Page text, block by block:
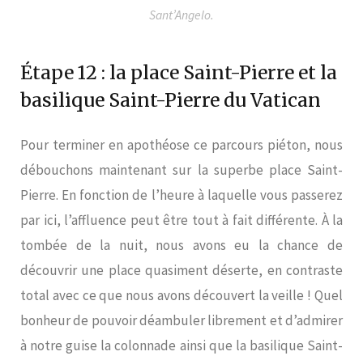
Sant’Angelo.
Étape 12 : la place Saint-Pierre et la
basilique Saint-Pierre du Vatican
Pour terminer en apothéose ce parcours piéton, nous
débouchons maintenant sur la superbe place Saint-
Pierre. En fonction de l’heure à laquelle vous passerez
par ici, l’affluence peut être tout à fait différente. À la
tombée de la nuit, nous avons eu la chance de
découvrir une place quasiment déserte, en contraste
total avec ce que nous avons découvert la veille ! Quel
bonheur de pouvoir déambuler librement et d’admirer
à notre guise la colonnade ainsi que la basilique Saint-